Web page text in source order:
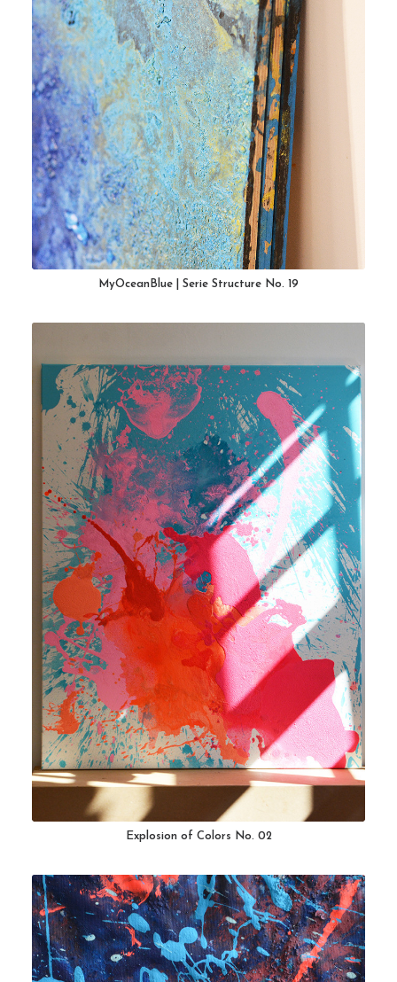
MyOceanBlue | Serie Structure No. 19
Explosion of Colors No. 02